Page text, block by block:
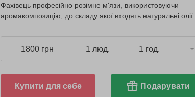
Фахівець професійно розімне м'язи, використовуючи
аромакомпозицію, до складу якої входять натуральні олії.
1800 грн 1 люд. 1 год.
Купити для себе Подарувати